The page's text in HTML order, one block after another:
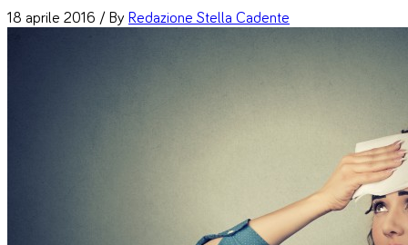
18 aprile 2016 / By Redazione Stella Cadente